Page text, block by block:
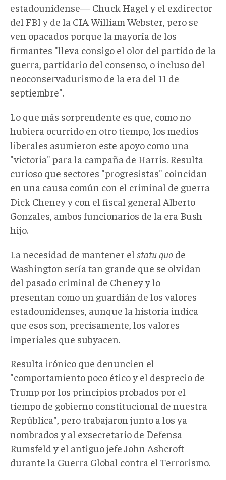
estadounidense— Chuck Hagel y el exdirector
del FBI y de la CIA William Webster, pero se
ven opacados porque la mayoría de los
firmantes "lleva consigo el olor del partido de la
guerra, partidario del consenso, o incluso del
neoconservadurismo de la era del 11 de
septiembre".
Lo que más sorprendente es que, como no
hubiera ocurrido en otro tiempo, los medios
liberales asumieron este apoyo como una
"victoria" para la campaña de Harris. Resulta
curioso que sectores "progresistas" coincidan
en una causa común con el criminal de guerra
Dick Cheney y con el fiscal general Alberto
Gonzales, ambos funcionarios de la era Bush
hijo.
La necesidad de mantener el statu quo de
Washington sería tan grande que se olvidan
del pasado criminal de Cheney y lo
presentan como un guardián de los valores
estadounidenses, aunque la historia indica
que esos son, precisamente, los valores
imperiales que subyacen.
Resulta irónico que denuncien el
"comportamiento poco ético y el desprecio de
Trump por los principios probados por el
tiempo de gobierno constitucional de nuestra
República", pero trabajaron junto a los ya
nombrados y al exsecretario de Defensa
Rumsfeld y el antiguo jefe John Ashcroft
durante la Guerra Global contra el Terrorismo.